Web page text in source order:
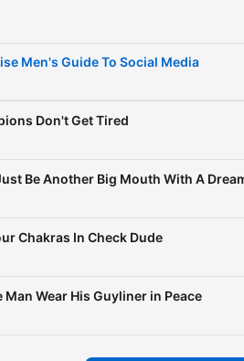
Men's Guide To Social Media
Don't Get Tired
Be Another Big Mouth With A
Chakras In Check Dude
Man Wear His Guyliner in Peace